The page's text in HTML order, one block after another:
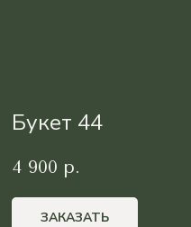
Букет 44
4 900 р.
ЗАКАЗАТЬ